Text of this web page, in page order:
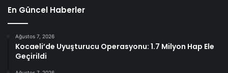
En Güncel Haberler
Ağustos 7, 2026
Kocaeli’de Uyuşturucu Operasyonu: 1.7 Milyon Hap Ele
Geçirildi